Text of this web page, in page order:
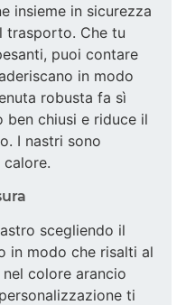
insieme in sicurezza
trasporto. Che tu
puoi contare
in modo
robusta fa sì
chiusi e riduce il
I nastri sono
scegliendo il
in modo che risalti al
colore arancio
ti